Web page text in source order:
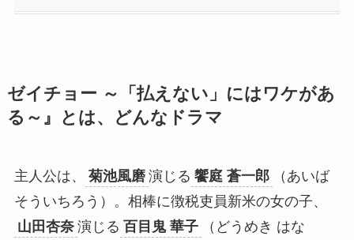
ゼイチョー ～「払えない」にはワケがあ
る～』とは、どんなドラマ
主人公は、 菊池風磨 演じる 饗庭 蒼一郎
（あいば
そういちろう）。相棒に徴税吏員新米の女の子、
山田杏奈 演じる 百目鬼 華子
（どうめき はな